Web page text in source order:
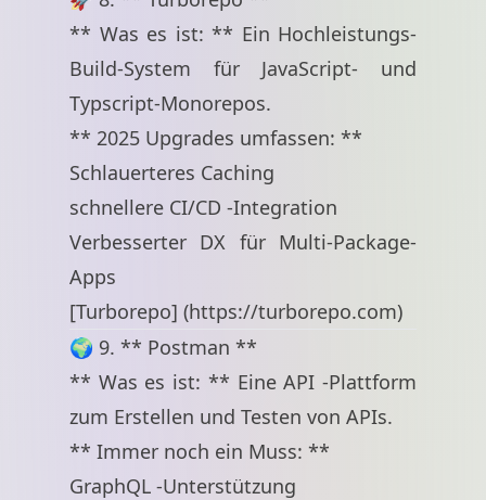
** Was es ist: ** Ein Hochleistungs-
Build-System für JavaScript- und
Typscript-Monorepos.
** 2025 Upgrades umfassen: **
Schlauerteres Caching
schnellere CI/CD -Integration
Verbesserter DX für Multi-Package-
Apps
[Turborepo] (https://turborepo.com)
🌍 9. ** Postman **
** Was es ist: ** Eine API -Plattform
zum Erstellen und Testen von APIs.
** Immer noch ein Muss: **
GraphQL -Unterstützung